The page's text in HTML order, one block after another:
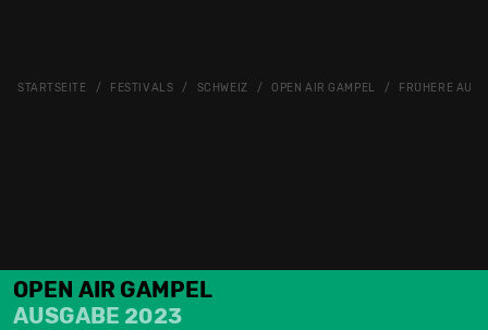
STARTSEITE FESTIVALS SCHWEIZ OPEN AIR GAMPEL FRÜHERE
OPEN AIR GAMPEL
AUSGABE 2023